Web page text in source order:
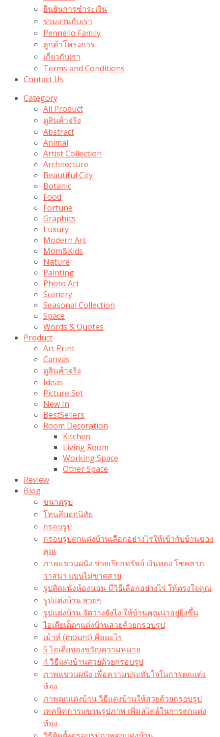
ยืนยันการชำระเงิน
ร่วมงานกับเรา
Pennello Family
ลูกค้าโครงการ
เกี่ยวกับเรา
Terms and Conditions
Contact Us
Category
All Product
ดูสินค้าจริง
Abstract
Animal
Artist Collection
Architecture
Beautiful City
Botanic
Food
Fortune
Graphics
Luxury
Modern Art
Mom&Kids
Nature
Painting
Photo Art
Scenery
Seasonal Collection
Space
Words & Quotes
Product
Art Print
Canvas
ดูสินค้าจริง
Ideas
Picture Set
New In
BestSellers
Room Decoration
Kitchen
Living Room
Working Space
Other Space
Review
Blog
ขนาดรูป
โทนสีบอกนิสัย
กรอบรูป
กรอบรูปตกแต่งบ้านเลือกอย่างไรให้เข้ากับบ้านของ
คุณ
ภาพแขวนผนัง ช่วยเรียกทรัพย์ เงินทอง โชคลาภ
วาสนา แบบไม่ขาดสาย
รูปติดผนังห้องนอน มีวิธีเลือกอย่างไร ให้ตรงใจคุณ
รูปแต่งบ้าน สวยๆ
รูปแต่งบ้าน จัดวางยังไง ให้บ้านคุณน่าอยู่ยิ่งขึ้น
ไอเดียเด็ดๆแต่งบ้านสวยด้วยกรอบรูป
เม้าท์ (mount) คืออะไร​
5 ไอเดียของขวัญความหมาย
4 วิธีแต่งบ้านสวยด้วยกรอบรูป
ภาพแขวนผนัง เพื่อความประทับใจในการตกแต่ง
ห้อง
ภาพตกแต่งบ้าน วิธีแต่งบ้านให้สวยด้วยกรอบรูป
เทคนิคการแขวนรูปภาพ เพิ่มสไตล์ในการตกแต่ง
ห้อง